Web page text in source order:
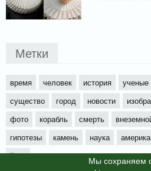
Мы cохраняем
Метки
время человек история ученые
существо
город новости
фото
корабль смерть
гипотезы
камень наука
йети